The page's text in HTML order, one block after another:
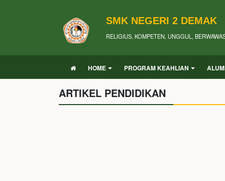
SMK NEGERI 2 DEMAK
RELIGIUS, KOMPETEN, UNGGUL,
HOME PROGRAM KEAHLIAN
ARTIKEL PENDIDIKAN